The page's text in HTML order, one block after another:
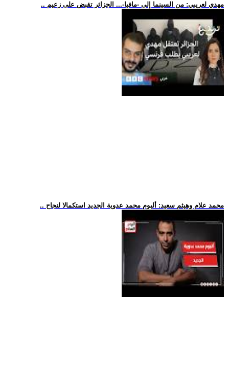
.. مهدي لعريبي: من السينما إلى -مافيا-... الجزائر تقبض على زعيم
.. محمد علام وهيثم سعيد: ألبوم محمد عدوية الجديد استكمالا لنجاح